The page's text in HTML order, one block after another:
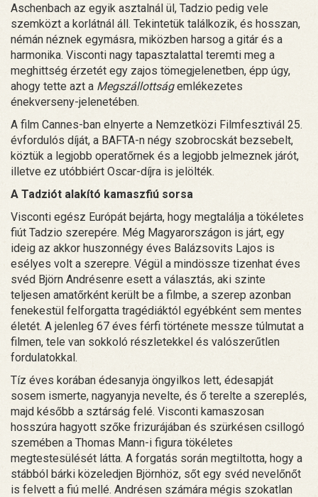
Aschenbach az egyik asztalnál ül, Tadzio pedig vele
szemközt a korlátnál áll. Tekintetük találkozik, és hosszan,
némán néznek egymásra, miközben harsog a gitár és a
harmonika. Visconti nagy tapasztalattal teremti meg a
meghittség érzetét egy zajos tömegjelenetben, épp úgy,
ahogy tette azt a Megszállottságemlékezetes
énekverseny-jelenetében.
A film Cannes-ban elnyerte a Nemzetközi Filmfesztivál 25.
évfordulós díját, a BAFTA-n négy szobrocskát bezsebelt,
köztük a legjobb operatőrnek és a legjobb jelmeznek járót,
illetve ez utóbbiért Oscar-díjra is jelölték.
A Tadziót alakító kamaszfiú sorsa
Visconti egész Európát bejárta, hogy megtalálja a tökéletes
fiút Tadzio szerepére. Még Magyarországon is járt, egy
ideig az akkor huszonnégy éves Balázsovits Lajos is
esélyes volt a szerepre. Végül a mindössze tizenhat éves
svéd Björn Andrésenre esett a választás, aki szinte
teljesen amatőrként került be a filmbe, a szerep azonban
fenekestül felforgatta tragédiáktól egyébként sem mentes
életét. A jelenleg 67 éves férfi története messze túlmutat a
filmen, tele van sokkoló részletekkel és valószerűtlen
fordulatokkal.
Tíz éves korában édesanyja öngyilkos lett, édesapját
sosem ismerte, nagyanyja nevelte, és ő terelte a szereplés,
majd később a sztárság felé. Visconti kamaszosan
hosszúra hagyott szőke frizurájában és szürkésen csillogó
szemében a Thomas Mann-i figura tökéletes
megtestesülését látta. A forgatás során megtiltotta, hogy a
stábból bárki közeledjen Björnhöz, sőt egy svéd nevelőnőt
is felvett a fiú mellé. Andrésen számára mégis szokatlan